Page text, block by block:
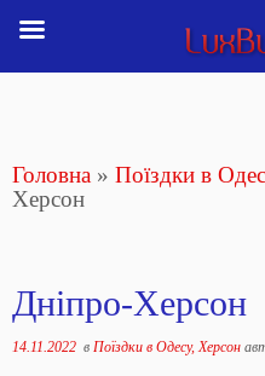
Головна » Поїздки в
Херсон
Дніпро-Херсон
14.11.2022 в Поїздки в Одесу, Херсон